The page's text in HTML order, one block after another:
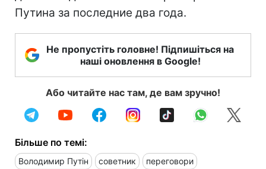
Путина за последние два года.
Не пропустіть головне! Підпишіться на
наші оновлення в Google!
Або читайте нас там, де вам зручно!
Більше по темі:
Володимир Путін советник переговори